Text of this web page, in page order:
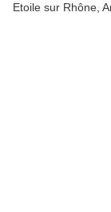
Etoile sur Rhône,